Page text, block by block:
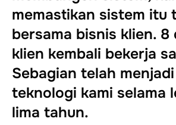
memastikan sistem itu
bersama bisnis klien. 8
klien kembali bekerja
Sebagian telah
teknologi kami selama
lima tahun.